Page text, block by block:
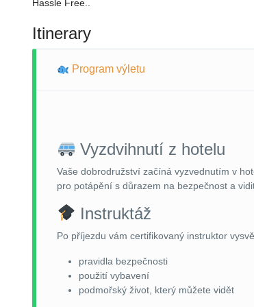
Hassle Free..
Itinerary
Program výletu
Vyzdvihnutí z hotelu
Vaše dobrodružství začíná vyzvednutím v
pro potápění s důrazem na bezpečnost a
Instruktáž
Po příjezdu vám certifikovaný instruktor
pravidla bezpečnosti
použití vybavení
podmořský život, který můžete vidět